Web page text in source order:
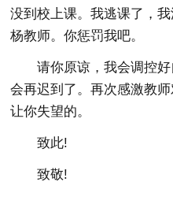
没到校上课。我逃课了，
杨教师。你惩罚我吧。
请你原谅，我会调控
会再迟到了。再次感激教
让你失望的。
致此!
致敬!